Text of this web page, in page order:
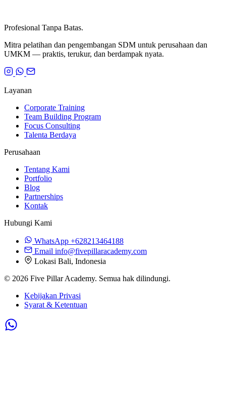
Profesional Tanpa Batas.
Mitra pelatihan dan pengembangan SDM untuk perusahaan dan
UMKM — praktis, terukur, dan berdampak nyata.
Layanan
Corporate Training
Team Building Program
Focus Consulting
Talenta Berdaya
Perusahaan
Tentang Kami
Portfolio
Blog
Partnerships
Kontak
Hubungi Kami
WhatsApp +628213464188
Email info@fivepillaracademy.com
Lokasi Bali, Indonesia
© 2026 Five Pillar Academy. Semua hak dilindungi.
Kebijakan Privasi
Syarat & Ketentuan